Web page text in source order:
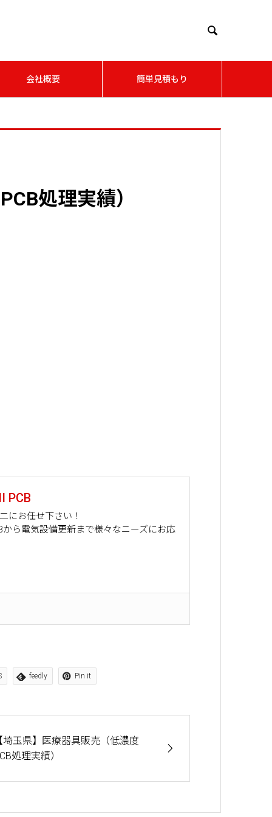

会社概要 簡単見積もり
処理実績）
PCB
にお任せ下さい！
から電気設備更新まで様々なニーズにお応
feedly Pin it
埼玉県】医療器具販売（低濃度
処理実績）